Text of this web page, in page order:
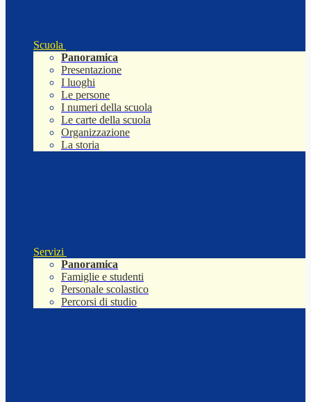
Scuola
Panoramica
Presentazione
I luoghi
Le persone
I numeri della scuola
Le carte della scuola
Organizzazione
La storia
Servizi
Panoramica
Famiglie e studenti
Personale scolastico
Percorsi di studio